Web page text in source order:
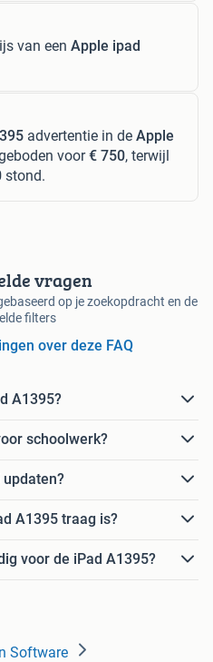
van een Apple ipad
advertentie in de Apple
voor€ 750, terwijl
stond.
vragen
op je zoekopdracht en de
filters
over deze FAQ
A1395?
schoolwerk?
A1395 traag is?
voor de iPad A1395?
Software